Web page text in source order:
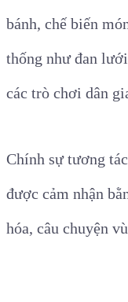
bánh, chế biến
thống như đan
các trò chơi dân
Chính sự tương
được cảm nhận
hóa, câu chuyện